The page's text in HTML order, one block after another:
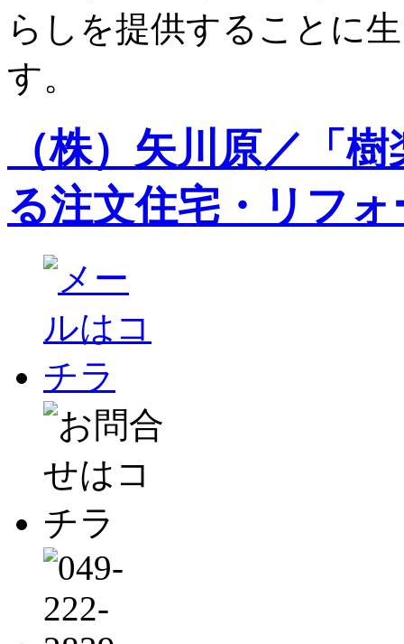
らしを提供することに
す。
（株）矢川原／「
る注文住宅・リフォ